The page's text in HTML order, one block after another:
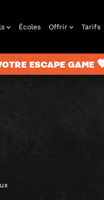
Quest
Écoles Offrir Tarifs
ESCAPE GAME